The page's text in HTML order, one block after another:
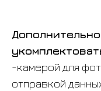
-камерой для
отправкой